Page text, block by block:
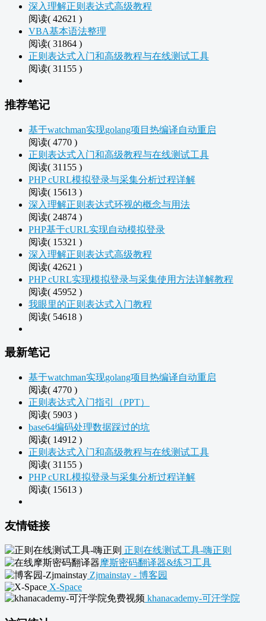
深入理解正则表达式高级教程
阅读( 42621 )
VBA基本语法整理
阅读( 31864 )
正则表达式入门和高级教程与在线测试工具
阅读( 31155 )
推荐笔记
基于watchman实现golang项目热编译自动重启
阅读( 4770 )
正则表达式入门和高级教程与在线测试工具
阅读( 31155 )
PHP cURL模拟登录与采集分析过程详解
阅读( 15613 )
深入理解正则表达式环视的概念与用法
阅读( 24874 )
PHP基于cURL实现自动模拟登录
阅读( 15321 )
深入理解正则表达式高级教程
阅读( 42621 )
PHP cURL实现模拟登录与采集使用方法详解教程
阅读( 45952 )
我眼里的正则表达式入门教程
阅读( 54618 )
最新笔记
基于watchman实现golang项目热编译自动重启
阅读( 4770 )
正则表达式入门指引（PPT）
阅读( 5903 )
base64编码处理数据踩过的坑
阅读( 14912 )
正则表达式入门和高级教程与在线测试工具
阅读( 31155 )
PHP cURL模拟登录与采集分析过程详解
阅读( 15613 )
友情链接
正则在线测试工具-嗨正则
摩斯密码翻译器&练习工具
Zjmainstay - 博客园
X-Space
khanacademy-可汗学院